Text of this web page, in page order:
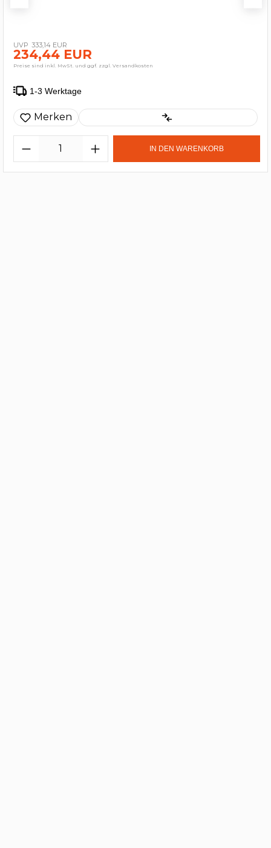
333,14 EUR
234,44 EUR
Preise sind inkl. MwSt. und ggf. zzgl. Versandkosten
1-3 Werktage
Merken
IN DEN WARENKORB